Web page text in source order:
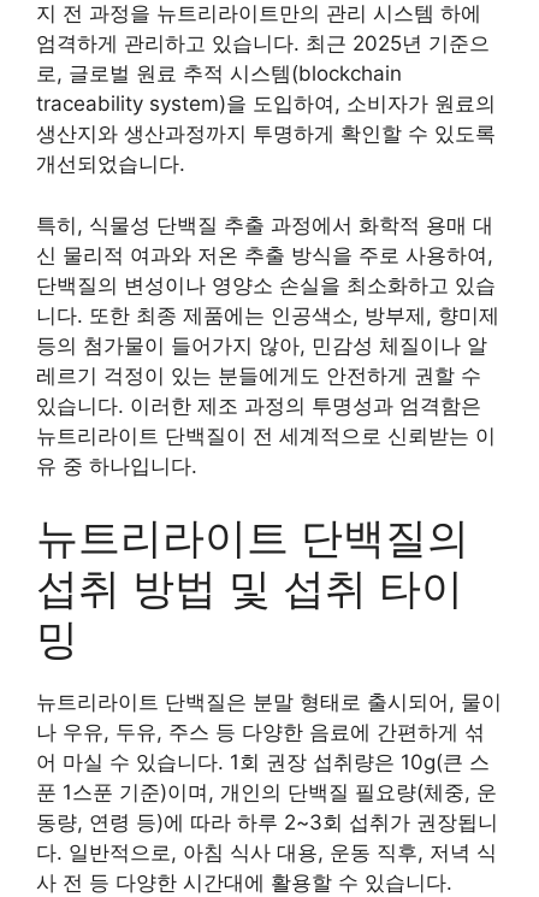
지 전 과정을 뉴트리라이트만의 관리 시스템 하에
엄격하게 관리하고 있습니다. 최근 2025년 기준으
로, 글로벌 원료 추적 시스템(blockchain
traceability system)을 도입하여, 소비자가 원료의
생산지와 생산과정까지 투명하게 확인할 수 있도록
개선되었습니다.
특히, 식물성 단백질 추출 과정에서 화학적 용매 대
신 물리적 여과와 저온 추출 방식을 주로 사용하여,
단백질의 변성이나 영양소 손실을 최소화하고 있습
니다. 또한 최종 제품에는 인공색소, 방부제, 향미제
등의 첨가물이 들어가지 않아, 민감성 체질이나 알
레르기 걱정이 있는 분들에게도 안전하게 권할 수
있습니다. 이러한 제조 과정의 투명성과 엄격함은
뉴트리라이트 단백질이 전 세계적으로 신뢰받는 이
유 중 하나입니다.
뉴트리라이트 단백질의
섭취 방법 및 섭취 타이
밍
뉴트리라이트 단백질은 분말 형태로 출시되어, 물이
나 우유, 두유, 주스 등 다양한 음료에 간편하게 섞
어 마실 수 있습니다. 1회 권장 섭취량은 10g(큰 스
푼 1스푼 기준)이며, 개인의 단백질 필요량(체중, 운
동량, 연령 등)에 따라 하루 2~3회 섭취가 권장됩니
다. 일반적으로, 아침 식사 대용, 운동 직후, 저녁 식
사 전 등 다양한 시간대에 활용할 수 있습니다.